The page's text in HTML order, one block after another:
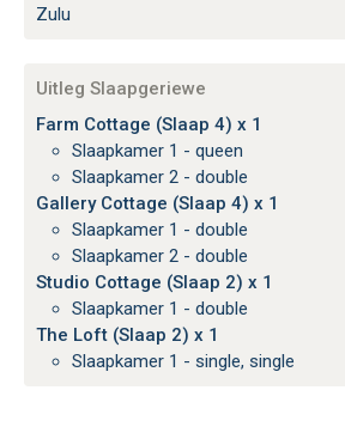
Zulu
Uitleg Slaapgeriewe
Farm Cottage (Slaap 4) x 1
Slaapkamer 1 - queen
Slaapkamer 2 - double
Gallery Cottage (Slaap 4) x 1
Slaapkamer 1 - double
Slaapkamer 2 - double
Studio Cottage (Slaap 2) x 1
Slaapkamer 1 - double
The Loft (Slaap 2) x 1
Slaapkamer 1 - single, single